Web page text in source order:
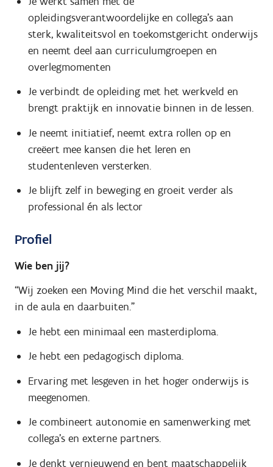
opleidingsverantwoordelijke en collega’s aan
sterk, kwaliteitsvol en toekomstgericht onderwijs
en neemt deel aan curriculumgroepen en
overlegmomenten
Je verbindt de opleiding met het werkveld en
brengt praktijk en innovatie binnen in de lessen.
Je neemt initiatief, neemt extra rollen op en
creëert mee kansen die het leren en
studentenleven versterken.
Je blijft zelf in beweging en groeit verder als
professional én als lector
Profiel
Wie ben jij?
“Wij zoeken een Moving Mind die het verschil maakt,
in de aula en daarbuiten.”
Je hebt een minimaal een masterdiploma.
Je hebt een pedagogisch diploma.
Ervaring met lesgeven in het hoger onderwijs is
meegenomen.
Je combineert autonomie en samenwerking met
collega’s en externe partners.
Je denkt vernieuwend en bent maatschappelijk